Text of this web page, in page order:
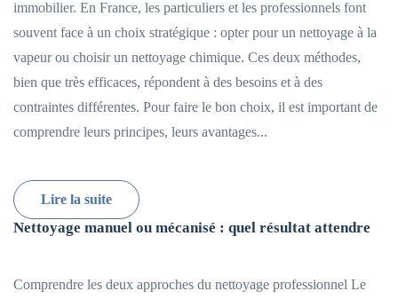
immobilier. En France, les particuliers et les professionnels font
souvent face à un choix stratégique : opter pour un nettoyage à la
vapeur ou choisir un nettoyage chimique. Ces deux méthodes,
bien que très efficaces, répondent à des besoins et à des
contraintes différentes. Pour faire le bon choix, il est important de
comprendre leurs principes, leurs avantages...
Lire la suite
Nettoyage manuel ou mécanisé : quel résultat attendre
Comprendre les deux approches du nettoyage professionnel Le